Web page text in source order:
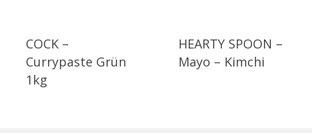
COCK –
Currypaste Grün
1kg
HEARTY SPOON –
Mayo – Kimchi